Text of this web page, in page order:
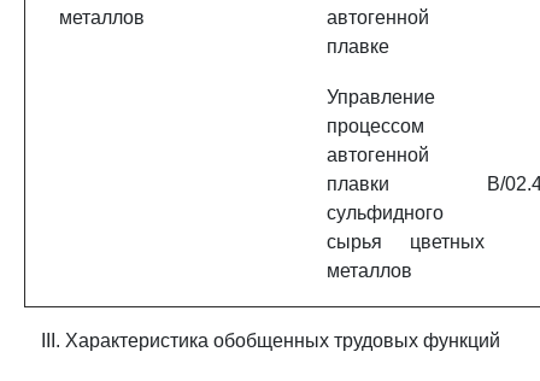
металлов
автогенной
плавке
Управление
процессом
автогенной
плавки
сульфидного
сырья цветных
металлов
B/
III. Характеристика обобщенных трудовых функций